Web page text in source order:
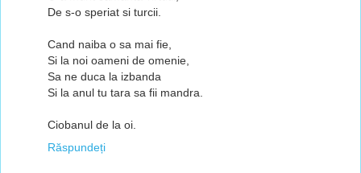
De s-o speriat si turcii.
Cand naiba o sa mai fie,
Si la noi oameni de omenie,
Sa ne duca la izbanda
Si la anul tu tara sa fii mandra.
Ciobanul de la oi.
Răspundeți